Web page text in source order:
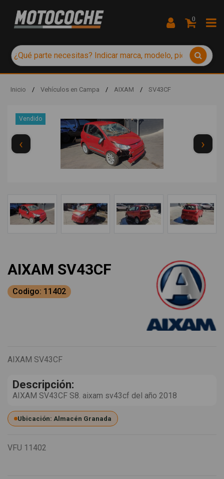
0
Inicio / Vehículos en Campa / AIXAM / SV43CF
Vendido
‹ ›
AIXAM SV43CF
Codigo: 11402
AIXAM SV43CF
Descripción:
AIXAM SV43CF S8. aixam sv43cf del año 2018
Ubicación: Almacén Granada
VFU 11402